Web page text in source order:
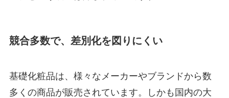
競合多数で、差別化を図りにくい
基礎化粧品は、様々なメーカーやブランドから数
多くの商品が販売されています。しかも国内の大